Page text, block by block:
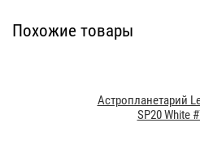
Похожие товары
Астропланетарий
SP20 White